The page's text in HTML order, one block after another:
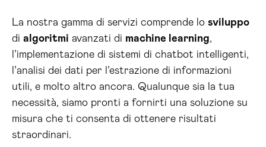
La nostra gamma di servizi comprende lo sviluppo
di algoritmi avanzati di machine learning,
l’implementazione di sistemi di chatbot intelligenti,
l’analisi dei dati per l’estrazione di informazioni
utili, e molto altro ancora. Qualunque sia la tua
necessità, siamo pronti a fornirti una soluzione su
misura che ti consenta di ottenere risultati
straordinari.